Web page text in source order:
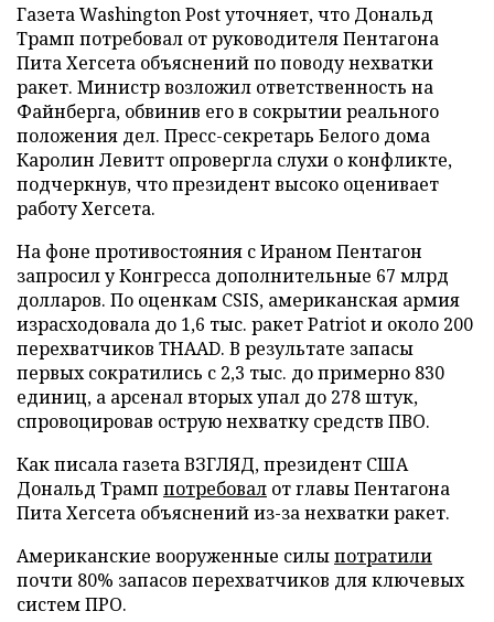
Газета Washington Post уточняет, что Дональд
Трамп потребовал от руководителя Пентагона
Пита Хегсета объяснений по поводу нехватки
ракет. Министр возложил ответственность на
Файнберга, обвинив его в сокрытии реального
положения дел. Пресс-секретарь Белого дома
Каролин Левитт опровергла слухи о конфликте,
подчеркнув, что президент высоко оценивает
работу Хегсета.
На фоне противостояния с Ираном Пентагон
запросил у Конгресса дополнительные 67 млрд
долларов. По оценкам CSIS, американская армия
израсходовала до 1,6 тыс. ракет Patriot и около 200
перехватчиков THAAD. В результате запасы
первых сократились с 2,3 тыс. до примерно 830
единиц, а арсенал вторых упал до 278 штук,
спровоцировав острую нехватку средств ПВО.
Как писала газета ВЗГЛЯД, президент США
Дональд Трамп потребовал от главы Пентагона
Пита Хегсета объяснений из-за нехватки ракет.
Американские вооруженные силыпотратили
почти 80% запасов перехватчиков для ключевых
систем ПРО.